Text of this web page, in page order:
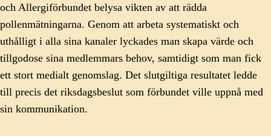
och Allergiförbundet belysa vikten av att rädda
pollenmätningarna. Genom att arbeta systematiskt och
uthålligt i alla sina kanaler lyckades man skapa värde och
tillgodose sina medlemmars behov, samtidigt som man fick
ett stort medialt genomslag. Det slutgiltiga resultatet ledde
till precis det riksdagsbeslut som förbundet ville uppnå med
sin kommunikation.